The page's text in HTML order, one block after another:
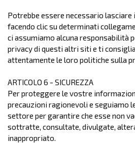
Potrebbe essere necessario
facendo clic su determinati
ci assumiamo alcuna responsabilità
privacy di questi altri siti e ti
attentamente le loro politiche sulla
ARTICOLO 6 - SICUREZZA
Per proteggere le vostre
precauzioni ragionevoli e seguiamo
settore per garantire che esse non
sottratte, consultate, divulgate,
inappropriato.